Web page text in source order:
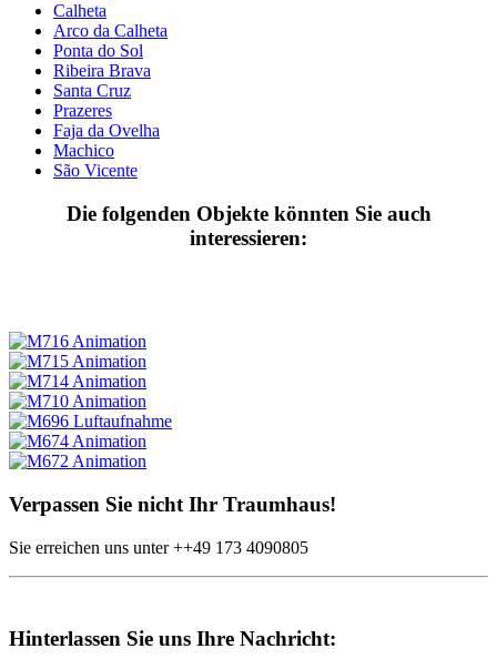
Calheta
Arco da Calheta
Ponta do Sol
Ribeira Brava
Santa Cruz
Prazeres
Faja da Ovelha
Machico
São Vicente
Die folgenden Objekte könnten Sie auch
interessieren:
Verpassen Sie nicht Ihr Traumhaus!
Sie erreichen uns unter++49 173 4090805
Hinterlassen Sie uns Ihre Nachricht: